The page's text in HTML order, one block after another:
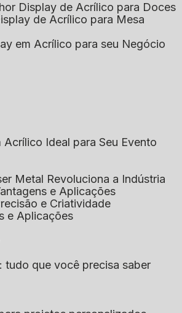
Display de Acrílico para Doces
de Acrílico para Mesa
em Acrílico para seu Negócio
Acrílico Ideal para Seu Evento
Metal Revoluciona a Indústria
e Aplicações
e Criatividade
e Aplicações
tudo que você precisa saber